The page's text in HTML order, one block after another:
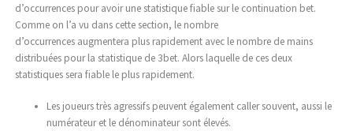
d’occurrences pour avoir une statistique fiable sur le continuation bet.
Comme on l’a vu dans cette section, le nombre
d’occurrences augmentera plus rapidement avec le nombre de mains
distribuées pour la statistique de 3bet. Alors laquelle de ces deux
statistiques sera fiable le plus rapidement.
Les joueurs très agressifs peuvent également caller souvent, aussi le
numérateur et le dénominateur sont élevés.